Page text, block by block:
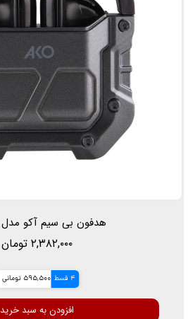
هدفون بی سیم آکو مدل AT-16
۲,۳۸۲,۰۰۰ تومان
4 قسط 595,500 تومانی
افزودن به سبد خرید